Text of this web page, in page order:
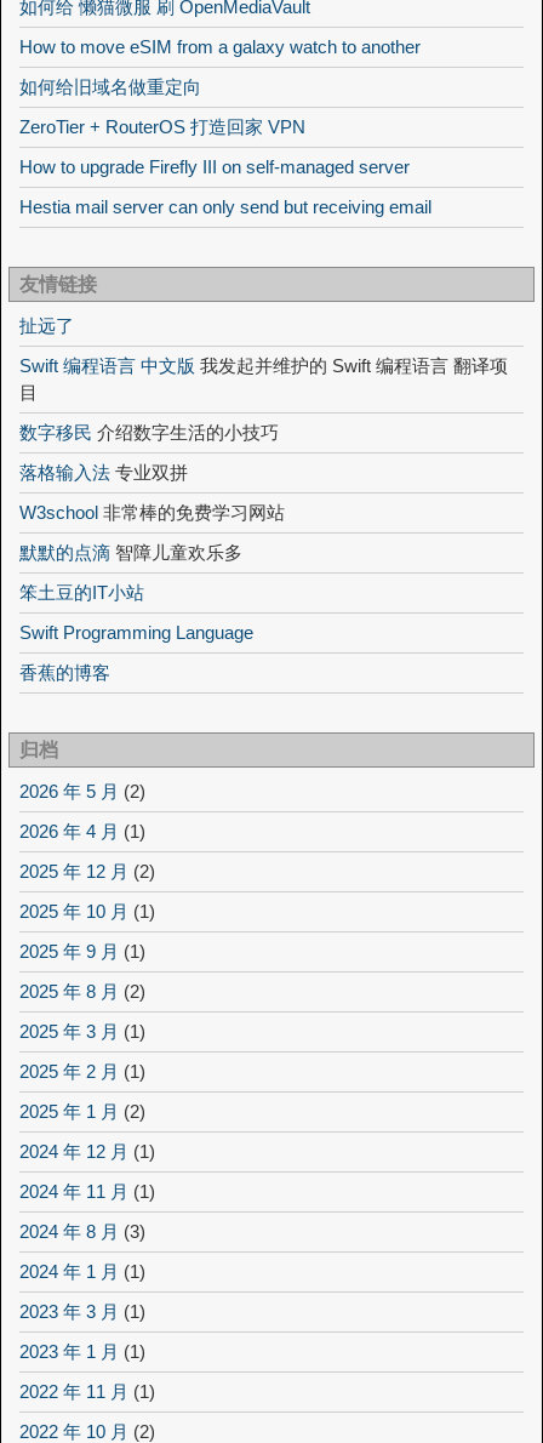
如何给 懒猫微服 刷 OpenMediaVault
How to move eSIM from a galaxy watch to another
如何给旧域名做重定向
ZeroTier + RouterOS 打造回家 VPN
How to upgrade Firefly III on self-managed server
Hestia mail server can only send but receiving email
友情链接
扯远了
Swift 编程语言 中文版 我发起并维护的 Swift 编程语言 翻译项
目
数字移民 介绍数字生活的小技巧
落格输入法 专业双拼
W3school 非常棒的免费学习网站
默默的点滴 智障儿童欢乐多
笨土豆的IT小站
Swift Programming Language
香蕉的博客
归档
2026 年 5 月 (2)
2026 年 4 月 (1)
2025 年 12 月 (2)
2025 年 10 月 (1)
2025 年 9 月 (1)
2025 年 8 月 (2)
2025 年 3 月 (1)
2025 年 2 月 (1)
2025 年 1 月 (2)
2024 年 12 月 (1)
2024 年 11 月 (1)
2024 年 8 月 (3)
2024 年 1 月 (1)
2023 年 3 月 (1)
2023 年 1 月 (1)
2022 年 11 月 (1)
2022 年 10 月 (2)